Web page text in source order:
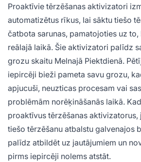
Proaktīvie tērzēšanas aktivizatori
automatizētus rīkus, lai sāktu tiešo
čatbota sarunas, pamatojoties uz
reālajā laikā. Šie aktivizatori palīdz
grozu skaitu Melnajā Piektdienā.
iepircēji bieži pameta savu grozu,
apjucuši, neuzticas procesam vai
problēmām norēķināšanās laikā.
proaktīvus tērzēšanas aktivizatorus,
tiešo tērzēšanu atbalstu galvenajos
palīdz atbildēt uz jautājumiem un
pirms iepircēji nolems atstāt.